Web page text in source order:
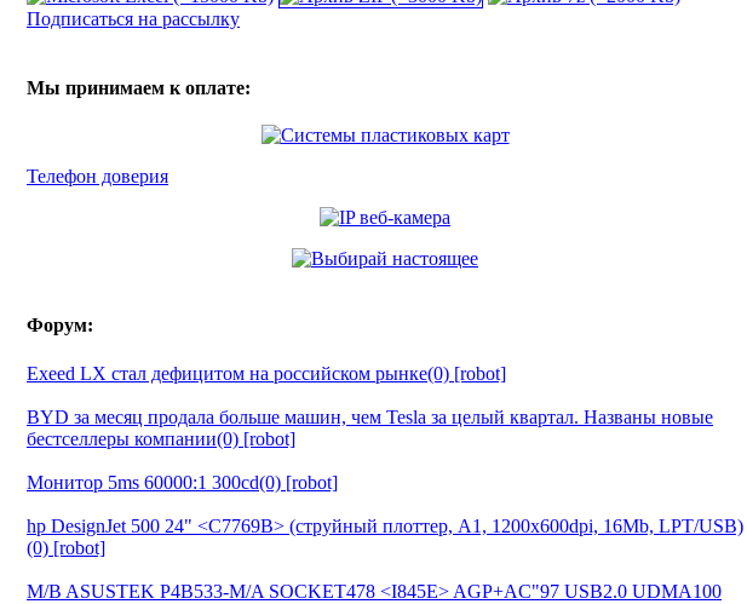
Подписаться на рассылку
Мы принимаем к оплате:
Телефон доверия
Форум:
Exeed LX стал дефицитом на российском рынке(0) [robot]
BYD за месяц продала больше машин, чем Tesla за целый квартал. Названы новые
бестселлеры компании(0) [robot]
Монитор 5ms 60000:1 300cd(0) [robot]
hp DesignJet 500 24" <C7769B> (струйный плоттер, A1, 1200х600dpi, 16Mb, LPT/USB)
(0) [robot]
M/B ASUSTEK P4B533-M/A SOCKET478 <I845E> AGP+AC"97 USB2.0 UDMA100